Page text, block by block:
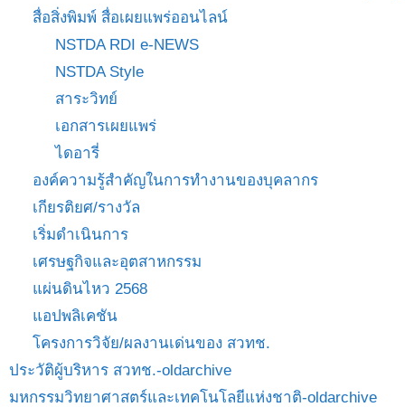
สื่อสิ่งพิมพ์ สื่อเผยแพร่ออนไลน์
NSTDA RDI e-NEWS
NSTDA Style
สาระวิทย์
เอกสารเผยแพร่
ไดอารี่
องค์ความรู้สำคัญในการทำงานของบุคลากร
เกียรติยศ/รางวัล
เริ่มดำเนินการ
เศรษฐกิจและอุตสาหกรรม
แผ่นดินไหว 2568
แอปพลิเคชัน
โครงการวิจัย/ผลงานเด่นของ สวทช.
ประวัติผู้บริหาร สวทช.-oldarchive
มหกรรมวิทยาศาสตร์และเทคโนโลยีแห่งชาติ-oldarchive